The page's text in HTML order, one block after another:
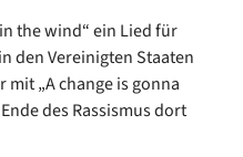
the wind“ ein Lied für
den Vereinigten Staaten
mit „A change is gonna
des Rassismus dort